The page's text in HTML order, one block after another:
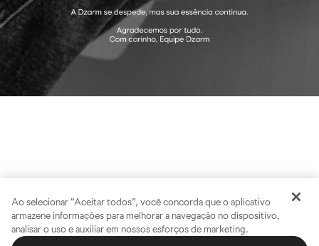
Ao selecionar “Aceitar todos”, você concorda que o aplicativo
armazene informações para melhorar a navegação no dispositivo,
analisar o uso e auxiliar em nossos esforços de marketing.